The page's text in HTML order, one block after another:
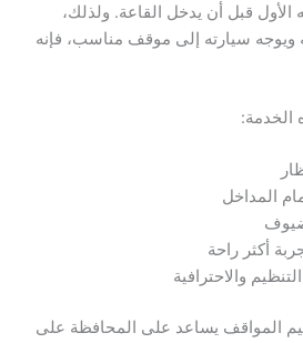
الأول قبل أن يدخل القاعة. ولذلك،
ويوجه سيارته إلى موقف مناسب، فإنه
الخدمة:
المداخل
أكثر راحة
والاحترافية
المواقف يساعد على المحافظة على